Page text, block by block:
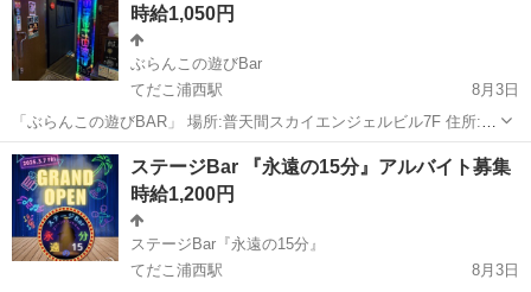
勤OK...
時給1,050円
ぶらんこの遊びBar
てだこ浦西駅
8月3日
「ぶらんこの遊びBAR」 場所:普天間スカイエンジェルビル7F 住所:宜
野湾市普天間2-49-13 スカイエンジェルビル 時間:21時〜5時（3時間〜
可） 時給:1050円〜 随時昇給あり ドリンクバックなど各種バックあり
...
沖縄 宜野湾市 てだこ浦西駅 バーテンダー スタッフ
ステージBar 『永遠の15分』アルバイト募集
時給1,200円
ステージBar『永遠の15分』
てだこ浦西駅
8月3日